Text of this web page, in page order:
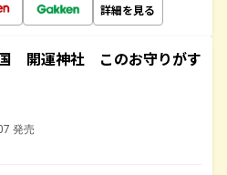
詳細を見る
開運神社 このお守りがす
発売